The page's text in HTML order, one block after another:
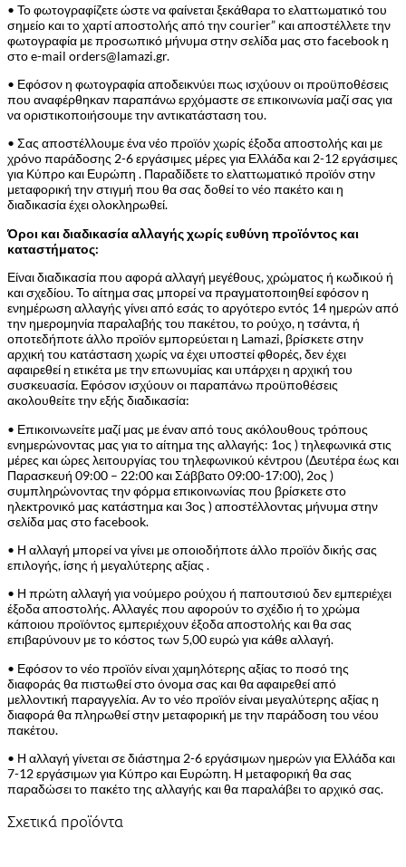
• Το φωτογραφίζετε ώστε να φαίνεται ξεκάθαρα το ελαττωματικό του
σημείο και το χαρτί αποστολής από την courier” και αποστέλλετε την
φωτογραφία με προσωπικό μήνυμα στην σελίδα μας στο facebook η
στο e-mail orders@lamazi.gr.
• Εφόσον η φωτογραφία αποδεικνύει πως ισχύουν οι προϋποθέσεις
που αναφέρθηκαν παραπάνω ερχόμαστε σε επικοινωνία μαζί σας για
να οριστικοποιήσουμε την αντικατάσταση του.
• Σας αποστέλλουμε ένα νέο προϊόν χωρίς έξοδα αποστολής και με
χρόνο παράδοσης 2-6 εργάσιμες μέρες για Ελλάδα και 2-12 εργάσιμες
για Κύπρο και Ευρώπη . Παραδίδετε το ελαττωματικό προϊόν στην
μεταφορική την στιγμή που θα σας δοθεί το νέο πακέτο και η
διαδικασία έχει ολοκληρωθεί.
Όροι και διαδικασία αλλαγής χωρίς ευθύνη προϊόντος και
καταστήματος:
Είναι διαδικασία που αφορά αλλαγή μεγέθους, χρώματος ή κωδικού ή
και σχεδίου. Το αίτημα σας μπορεί να πραγματοποιηθεί εφόσον η
ενημέρωση αλλαγής γίνει από εσάς το αργότερο εντός 14 ημερών από
την ημερομηνία παραλαβής του πακέτου, το ρούχο, η τσάντα, ή
οποτεδήποτε άλλο προϊόν εμπορεύεται η Lamazi, βρίσκετε στην
αρχική του κατάσταση χωρίς να έχει υποστεί φθορές, δεν έχει
αφαιρεθεί η ετικέτα με την επωνυμίας και υπάρχει η αρχική του
συσκευασία. Εφόσον ισχύουν οι παραπάνω προϋποθέσεις
ακολουθείτε την εξής διαδικασία:
• Επικοινωνείτε μαζί μας με έναν από τους ακόλουθους τρόπους
ενημερώνοντας μας για το αίτημα της αλλαγής: 1ος ) τηλεφωνικά στις
μέρες και ώρες λειτουργίας του τηλεφωνικού κέντρου (Δευτέρα έως και
Παρασκευή 09:00 – 22:00 και Σάββατο 09:00-17:00), 2ος )
συμπληρώνοντας την φόρμα επικοινωνίας που βρίσκετε στο
ηλεκτρονικό μας κατάστημα και 3ος ) αποστέλλοντας μήνυμα στην
σελίδα μας στο facebook.
• Η αλλαγή μπορεί να γίνει με οποιοδήποτε άλλο προϊόν δικής σας
επιλογής, ίσης ή μεγαλύτερης αξίας .
• Η πρώτη αλλαγή για νούμερο ρούχου ή παπουτσιού δεν εμπεριέχει
έξοδα αποστολής. Αλλαγές που αφορούν το σχέδιο ή το χρώμα
κάποιου προϊόντος εμπεριέχουν έξοδα αποστολής και θα σας
επιβαρύνουν με το κόστος των 5,00 ευρώ για κάθε αλλαγή.
• Εφόσον το νέο προϊόν είναι χαμηλότερης αξίας το ποσό της
διαφοράς θα πιστωθεί στο όνομα σας και θα αφαιρεθεί από
μελλοντική παραγγελία. Αν το νέο προϊόν είναι μεγαλύτερης αξίας η
διαφορά θα πληρωθεί στην μεταφορική με την παράδοση του νέου
πακέτου.
• Η αλλαγή γίνεται σε διάστημα 2-6 εργάσιμων ημερών για Ελλάδα και
7-12 εργάσιμων για Κύπρο και Ευρώπη. Η μεταφορική θα σας
παραδώσει το πακέτο της αλλαγής και θα παραλάβει το αρχικό σας.
Σχετικά προϊόντα